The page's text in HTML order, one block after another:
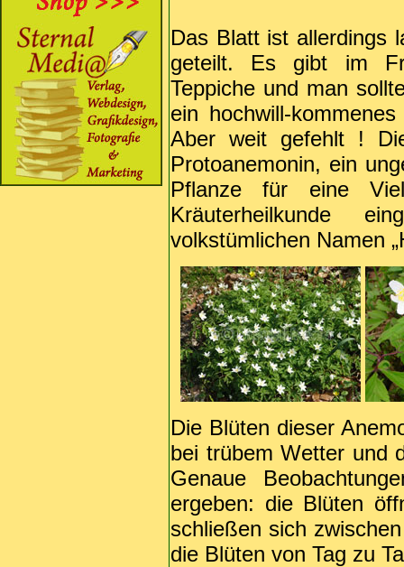
Das Blatt ist allerdings
geteilt. Es gibt im
Teppiche und man
ein hochwill-
Aber weit gefehlt !
Protoanemonin, ein
Pflanze für eine
Kräuterheilkunde
volkstümlichen Namen
Die Blüten dieser
bei trübem Wetter und
Genaue
ergeben: die Blüten
schließen sich
die Blüten von Tag zu